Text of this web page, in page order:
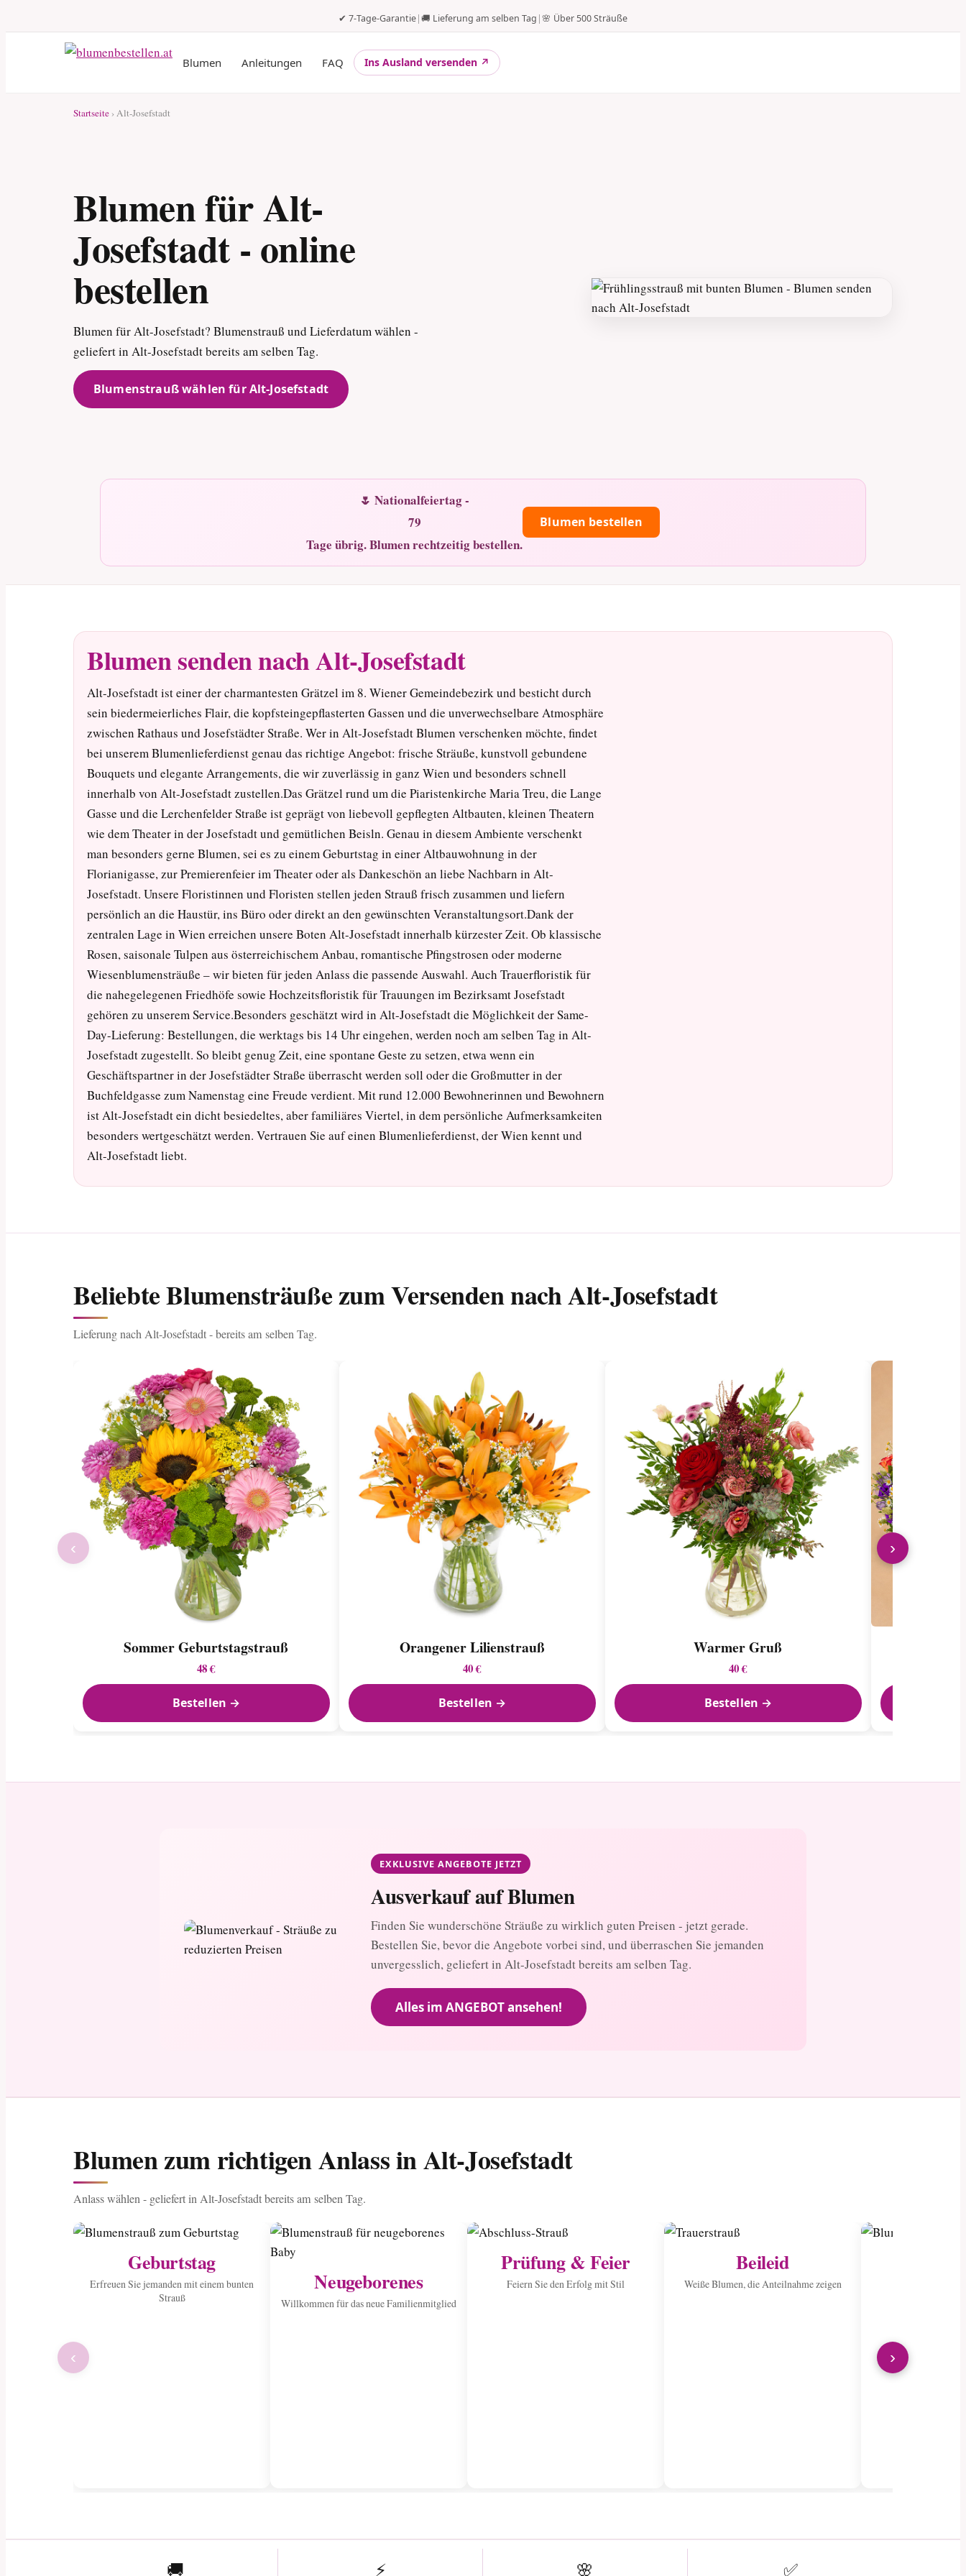
✔ 7-Tage-Garantie|🚚 Lieferung am selben Tag |🌸 Über 500 Sträuße
Blumen Anleitungen FAQ Ins Ausland versenden ↗
Startseite › Alt-Josefstadt
Blumen für Alt-
Josefstadt - online
bestellen
Blumen für Alt-Josefstadt? Blumenstrauß und Lieferdatum wählen -
geliefert in Alt-Josefstadt bereits am selben Tag.
Blumenstrauß wählen für Alt-Josefstadt
🌷 Nationalfeiertag -
79
Tage übrig. Blumen rechtzeitig bestellen.
Blumen bestellen
Blumen senden nach Alt-Josefstadt
Alt-Josefstadt ist einer der charmantesten Grätzel im 8. Wiener Gemeindebezirk und besticht durch
sein biedermeierliches Flair, die kopfsteingepflasterten Gassen und die unverwechselbare Atmosphäre
zwischen Rathaus und Josefstädter Straße. Wer in Alt-Josefstadt Blumen verschenken möchte, findet
bei unserem Blumenlieferdienst genau das richtige Angebot: frische Sträuße, kunstvoll gebundene
Bouquets und elegante Arrangements, die wir zuverlässig in ganz Wien und besonders schnell
innerhalb von Alt-Josefstadt zustellen.Das Grätzel rund um die Piaristenkirche Maria Treu, die Lange
Gasse und die Lerchenfelder Straße ist geprägt von liebevoll gepflegten Altbauten, kleinen Theatern
wie dem Theater in der Josefstadt und gemütlichen Beisln. Genau in diesem Ambiente verschenkt
man besonders gerne Blumen, sei es zu einem Geburtstag in einer Altbauwohnung in der
Florianigasse, zur Premierenfeier im Theater oder als Dankeschön an liebe Nachbarn in Alt-
Josefstadt. Unsere Floristinnen und Floristen stellen jeden Strauß frisch zusammen und liefern
persönlich an die Haustür, ins Büro oder direkt an den gewünschten Veranstaltungsort.Dank der
zentralen Lage in Wien erreichen unsere Boten Alt-Josefstadt innerhalb kürzester Zeit. Ob klassische
Rosen, saisonale Tulpen aus österreichischem Anbau, romantische Pfingstrosen oder moderne
Wiesenblumensträuße – wir bieten für jeden Anlass die passende Auswahl. Auch Trauerfloristik für
die nahegelegenen Friedhöfe sowie Hochzeitsfloristik für Trauungen im Bezirksamt Josefstadt
gehören zu unserem Service.Besonders geschätzt wird in Alt-Josefstadt die Möglichkeit der Same-
Day-Lieferung: Bestellungen, die werktags bis 14 Uhr eingehen, werden noch am selben Tag in Alt-
Josefstadt zugestellt. So bleibt genug Zeit, eine spontane Geste zu setzen, etwa wenn ein
Geschäftspartner in der Josefstädter Straße überrascht werden soll oder die Großmutter in der
Buchfeldgasse zum Namenstag eine Freude verdient. Mit rund 12.000 Bewohnerinnen und Bewohnern
ist Alt-Josefstadt ein dicht besiedeltes, aber familiäres Viertel, in dem persönliche Aufmerksamkeiten
besonders wertgeschätzt werden. Vertrauen Sie auf einen Blumenlieferdienst, der Wien kennt und
Alt-Josefstadt liebt.
Beliebte Blumensträuße zum Versenden nach Alt-Josefstadt
Lieferung nach Alt-Josefstadt - bereits am selben Tag.
Sommer Geburtstagstrauß
48 €
Bestellen →
Orangener Lilienstrauß
40 €
Bestellen →
Warmer Gruß
40 €
Bestellen →
‹ ›
EXKLUSIVE ANGEBOTE JETZT
Ausverkauf auf Blumen
Finden Sie wunderschöne Sträuße zu wirklich guten Preisen - jetzt gerade.
Bestellen Sie, bevor die Angebote vorbei sind, und überraschen Sie jemanden
unvergesslich, geliefert in Alt-Josefstadt bereits am selben Tag.
Alles im ANGEBOT ansehen!
Blumen zum richtigen Anlass in Alt-Josefstadt
Anlass wählen - geliefert in Alt-Josefstadt bereits am selben Tag.
Geburtstag
Erfreuen Sie jemanden mit einem bunten
Strauß
Neugeborenes
Willkommen für das neue Familienmitglied
Prüfung & Feier
Feiern Sie den Erfolg mit Stil
Beileid
Weiße Blumen, die Anteilnahme zeigen
‹ ›
🚚 ⚡ 🌸 ✅